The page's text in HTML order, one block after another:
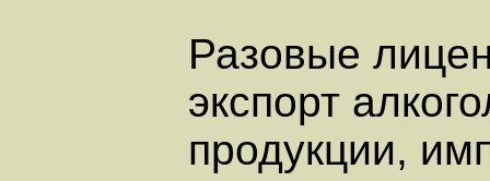
Разовые
экспорт
продукции,